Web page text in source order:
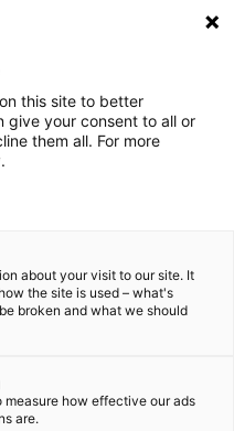
MENU
de la Loire
»
Planète hydrogène
this site to better
give your consent to all or
them all. For more
about your visit to our site. It
the site is used – what's
broken and what we should
measure how effective our ads
are.